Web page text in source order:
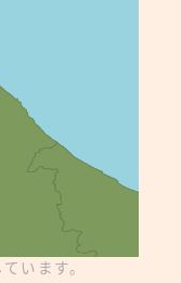
います。